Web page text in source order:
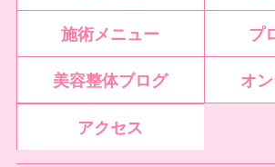
施術メニュー
プ
美容整体ブログ
オ
アクセス